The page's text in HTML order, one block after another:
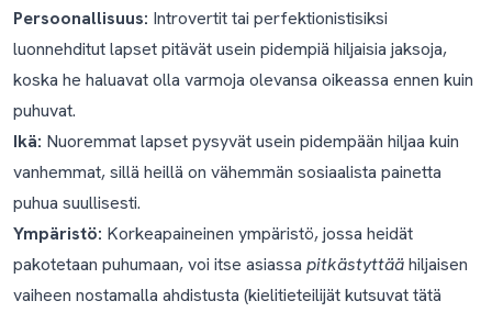
Persoonallisuus: Introvertit tai perfektionistisiksi
luonnehditut lapset pitävät usein pidempiä hiljaisia jaksoja,
koska he haluavat olla varmoja olevansa oikeassa ennen kuin
puhuvat.
Ikä: Nuoremmat lapset pysyvät usein pidempään hiljaa kuin
vanhemmat, sillä heillä on vähemmän sosiaalista painetta
puhua suullisesti.
Ympäristö: Korkeapaineinen ympäristö, jossa heidät
pakotetaan puhumaan, voi itse asiassa pitkästyttäähiljaisen
vaiheen nostamalla ahdistusta (kielitieteilijät kutsuvat tätä